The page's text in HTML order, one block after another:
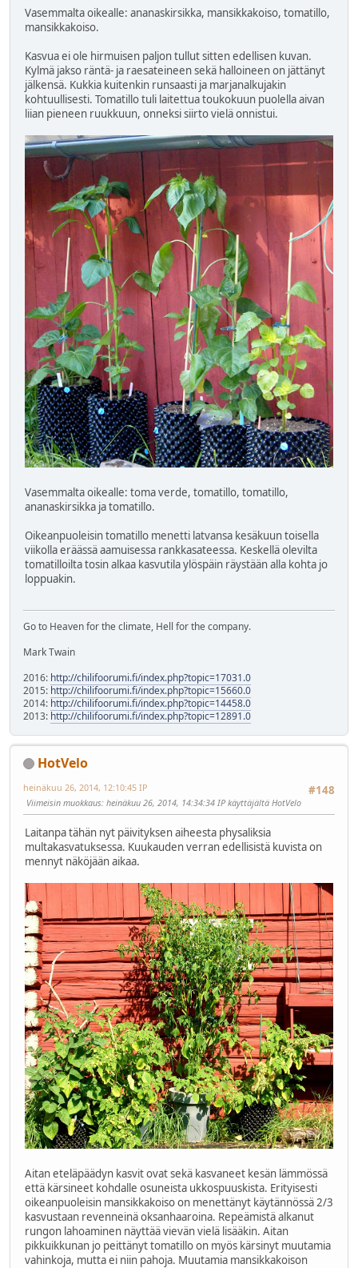
Vasemmalta oikealle: ananaskirsikka, mansikkakoiso, tomatillo,
mansikkakoiso.
Kasvua ei ole hirmuisen paljon tullut sitten edellisen kuvan.
Kylmä jakso räntä- ja raesateineen sekä halloineen on jättänyt
jälkensä. Kukkia kuitenkin runsaasti ja marjanalkujakin
kohtuullisesti. Tomatillo tuli laitettua toukokuun puolella aivan
liian pieneen ruukkuun, onneksi siirto vielä onnistui.
Vasemmalta oikealle: toma verde, tomatillo, tomatillo,
ananaskirsikka ja tomatillo.
Oikeanpuoleisin tomatillo menetti latvansa kesäkuun toisella
viikolla eräässä aamuisessa rankkasateessa. Keskellä olevilta
tomatilloilta tosin alkaa kasvutila ylöspäin räystään alla kohta jo
loppuakin.
Go to Heaven for the climate, Hell for the company.
Mark Twain
2016: http://chilifoorumi.fi/index.php?topic=17031.0
2015: http://chilifoorumi.fi/index.php?topic=15660.0
2014: http://chilifoorumi.fi/index.php?topic=14458.0
2013: http://chilifoorumi.fi/index.php?topic=12891.0
HotVelo
#148
heinäkuu 26, 2014, 12:10:45 IP
Viimeisin muokkaus: heinäkuu 26, 2014, 14:34:34 IP käyttäjältä HotVelo
Laitanpa tähän nyt päivityksen aiheesta physaliksia
multakasvatuksessa. Kuukauden verran edellisistä kuvista on
mennyt näköjään aikaa.
Aitan eteläpäädyn kasvit ovat sekä kasvaneet kesän lämmössä
että kärsineet kohdalle osuneista ukkospuuskista. Erityisesti
oikeanpuoleisin mansikkakoiso on menettänyt käytännössä 2/3
kasvustaan revenneinä oksanhaaroina. Repeämistä alkanut
rungon lahoaminen näyttää vievän vielä lisääkin. Aitan
pikkuikkunan jo peittänyt tomatillo on myös kärsinyt muutamia
vahinkoja, mutta ei niin pahoja. Muutamia mansikkakoison